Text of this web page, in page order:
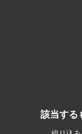
該当する